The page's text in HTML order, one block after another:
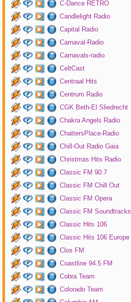
C-Dance RETRO
Candlelight Radio
Capital Radio
Carnaval-Radio
Carnavals-radio
CeltCast
Centraal Hits
Centrum Radio
CGK Beth-El Sliedrecht
Chakra Angels Radio
ChattersPlace-Radio
Chill-Out Radio Gaia
Christmas Hits Radio
Classic FM 90.7
Classic FM Chill Out
Classic FM Opera
Classic FM Soundtracks
Classic Hits 106
Classic Hits 106 Europe
Clos FM
Coastline 94.5 FM
Cobra Team
Colorado Team